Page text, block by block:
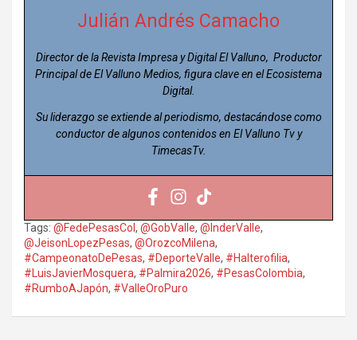
Julián Andrés Camacho
Director de la Revista Impresa y Digital El Valluno, Productor
Principal de El Valluno Medios, figura clave en el Ecosistema
Digital.
Su liderazgo se extiende al periodismo, destacándose como
conductor de algunos contenidos en El Valluno Tv y
TimecasTv.
Tags: @FedePesasCol, @GobValle, @InderValle,
@JeisonLopezPesas, @OrozcoMilena,
#CampeonatoDePesas, #DeporteValle, #Halterofilia,
#LuisJavierMosquera, #Palmira2026, #PesasColombia,
#RumboAJapón, #ValleOroPuro